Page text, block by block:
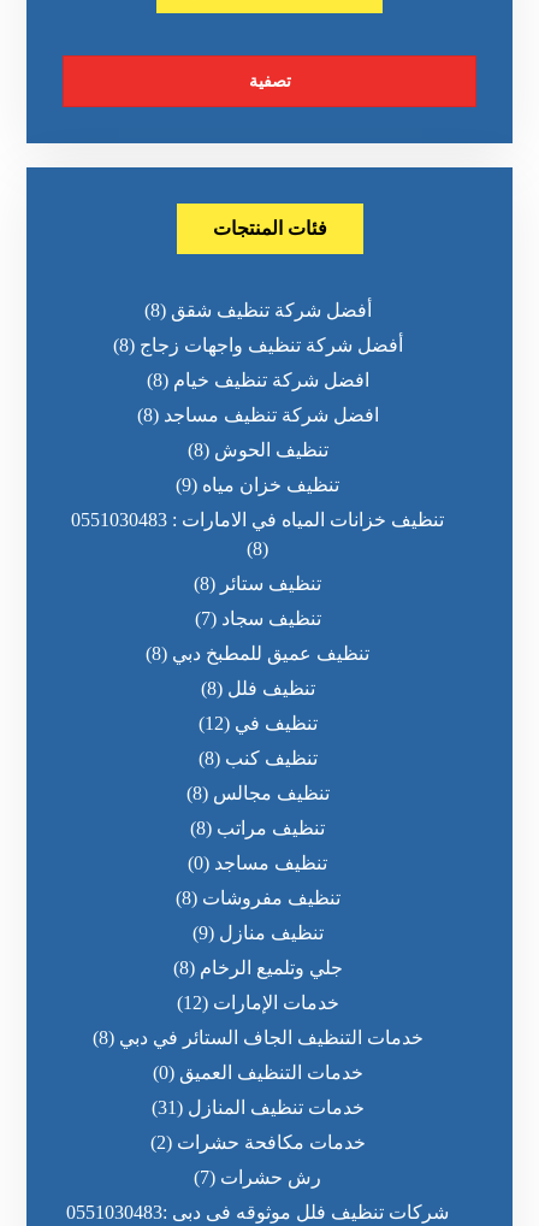
تصفية
فئات المنتجات
أفضل شركة تنظيف شقق (8)
أفضل شركة تنظيف واجهات زجاج (8)
افضل شركة تنظيف خيام (8)
افضل شركة تنظيف مساجد (8)
تنظيف الحوش (8)
تنظيف خزان مياه (9)
تنظيف خزانات المياه في الامارات : 0551030483
(8)
تنظيف ستائر (8)
تنظيف سجاد (7)
تنظيف عميق للمطبخ دبي (8)
تنظيف فلل (8)
تنظيف في (12)
تنظيف كنب (8)
تنظيف مجالس (8)
تنظيف مراتب (8)
تنظيف مساجد (0)
تنظيف مفروشات (8)
تنظيف منازل (9)
جلي وتلميع الرخام (8)
خدمات الإمارات (12)
خدمات التنظيف الجاف الستائر في دبي (8)
خدمات التنظيف العميق (0)
خدمات تنظيف المنازل (31)
خدمات مكافحة حشرات (2)
رش حشرات (7)
شركات تنظيف فلل موثوقه فى دبى :0551030483